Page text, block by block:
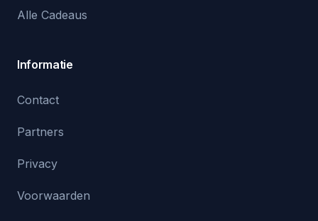
Alle Cadeaus
Informatie
Contact
Partners
Privacy
Voorwaarden